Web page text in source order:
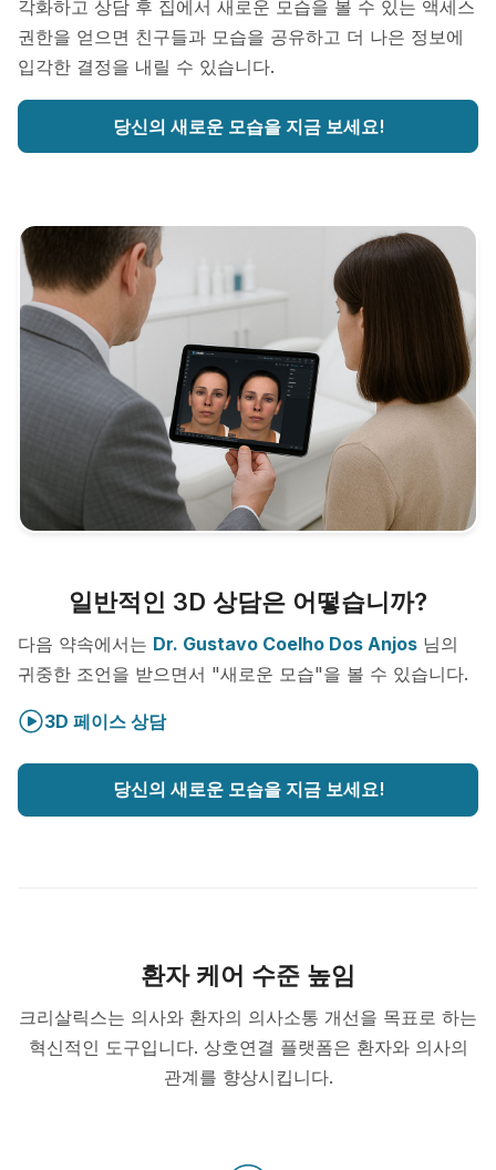
각화하고 상담 후 집에서 새로운 모습을 볼 수 있는 액세스
권한을 얻으면 친구들과 모습을 공유하고 더 나은 정보에
입각한 결정을 내릴 수 있습니다.
당신의 새로운 모습을 지금 보세요!
일반적인 3D 상담은 어떻습니까?
다음 약속에서는 Dr. Gustavo Coelho Dos Anjos 님의
귀중한 조언을 받으면서 "새로운 모습"을 볼 수 있습니다.
3D 페이스 상담
당신의 새로운 모습을 지금 보세요!
환자 케어 수준 높임
크리살릭스는 의사와 환자의 의사소통 개선을 목표로 하는
혁신적인 도구입니다. 상호연결 플랫폼은 환자와 의사의
관계를 향상시킵니다.